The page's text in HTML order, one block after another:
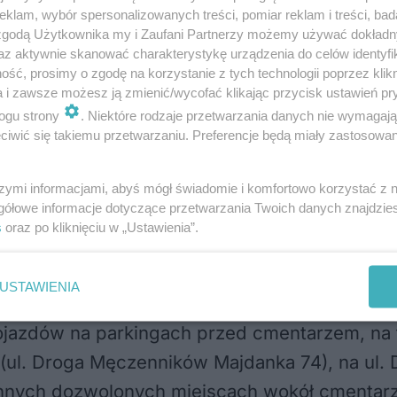
skrzyżowaniem z ul. Hanki Ordonówny
prawy pas do skrętu w prawo na
ul. Hanki Ordonówny (jadąc od centrum)
30 października wieczorem zostanie
kierowane przez ul. Dekutowskiego do
Od 31 października do 2 listopada
zostanie wyłączona na puls. Z
oraz na ul. Krańcowej na przejściu dla
na parkingach przed cmentarzem,
Droga Męczenników Majdanka 74), na
dozwolonych miejscach wokół
wybór spersonalizowanych treści, pomiar reklam i treści,
Użytkownika my i Zaufani Partnerzy możemy używać
aktywnie skanować charakterystykę urządzenia do celów
prosimy o zgodę na korzystanie z tych technologii poprzez
i zawsze możesz ją zmienić/wycofać klikając przycisk ustawień
strony
. Niektóre rodzaje przetwarzania danych nie
się takiemu przetwarzaniu. Preferencje będą miały
informacjami, abyś mógł świadomie i komfortowo korzystać z
informacje dotyczące przetwarzania Twoich danych
oraz po kliknięciu w „Ustawienia”.
USTAWIENIA